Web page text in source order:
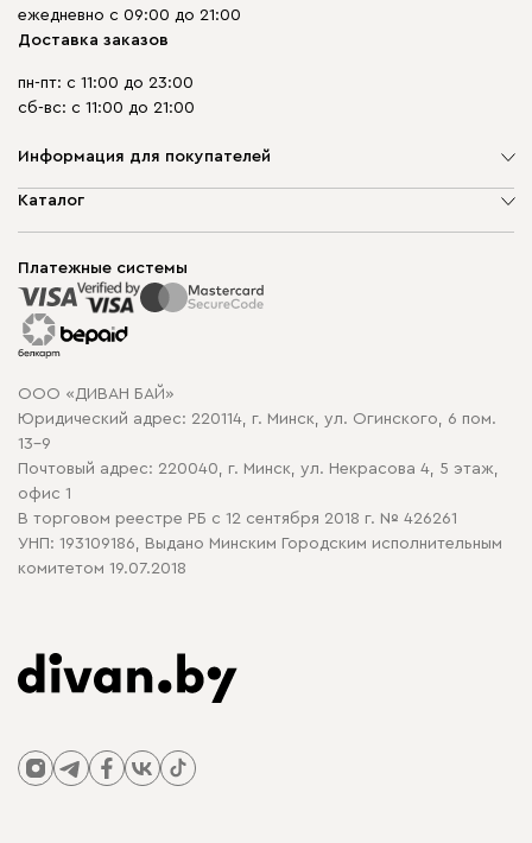
ежедневно с 09:00 до 21:00
Доставка заказов
пн-пт: с 11:00 до 23:00
сб-вс: с 11:00 до 21:00
Информация для покупателей
О компании
Способы оплаты
Рассрочка и кредит
Гарантия
Карта сайта
Политика конфиденциальности
Политика в отношении обработки cookie
Каталог
Корпусная мебель
Распродажа мебели
Платежные системы
ООО «ДИВАН БАЙ»
Юридический адрес: 220114, г. Минск, ул. Огинского, 6 пом.
13-9
Почтовый адрес: 220040, г. Минск, ул. Некрасова 4, 5 этаж,
офис 1
В торговом реестре РБ с 12 сентября 2018 г. № 426261
УНП: 193109186, Выдано Минским Городским исполнительным
комитетом 19.07.2018